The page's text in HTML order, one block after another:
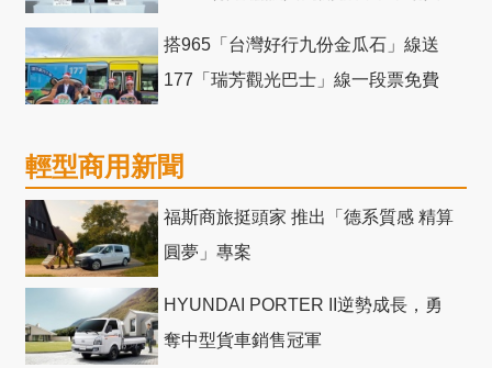
搭965「台灣好行九份金瓜石」線送
177「瑞芳觀光巴士」線一段票免費
輕型商用新聞
福斯商旅挺頭家 推出「德系質感 精算
圓夢」專案
HYUNDAI PORTER II逆勢成長，勇
奪中型貨車銷售冠軍